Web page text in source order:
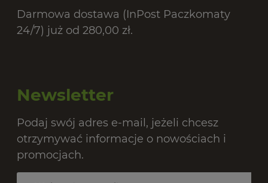
Darmowa dostawa (InPost Paczkomaty
24/7) już od 280,00 zł.
Newsletter
Podaj swój adres e-mail, jeżeli chcesz
otrzymywać informacje o nowościach i
promocjach.